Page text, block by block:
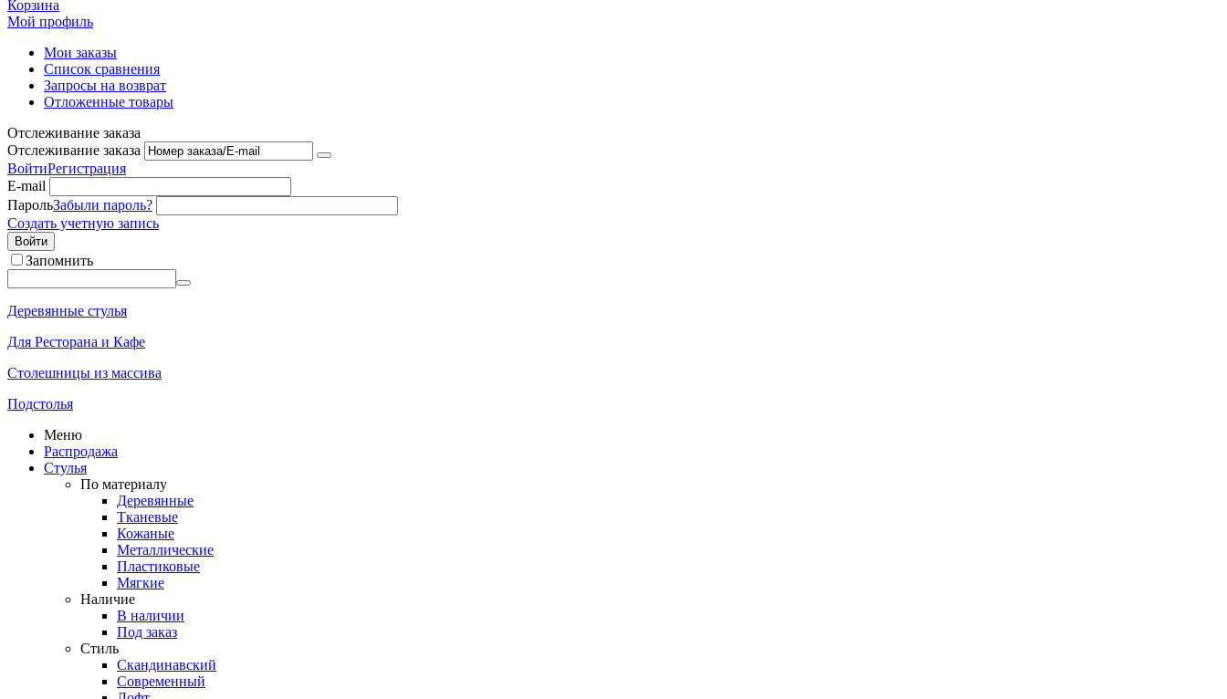
Корзина
Мой профиль
Мои заказы
Список сравнения
Запросы на возврат
Отложенные товары
Отслеживание заказа
Отслеживание заказа
ВойтиРегистрация
E-mail
ПарольЗабыли пароль?
Создать учетную запись
Войти
Запомнить
Деревянные стулья
Для Ресторана и Кафе
Столешницы из массива
Подстолья
Меню
Распродажа
Стулья
По материалу
Деревянные
Тканевые
Кожаные
Металлические
Пластиковые
Мягкие
Наличие
В наличии
Под заказ
Стиль
Скандинавский
Современный